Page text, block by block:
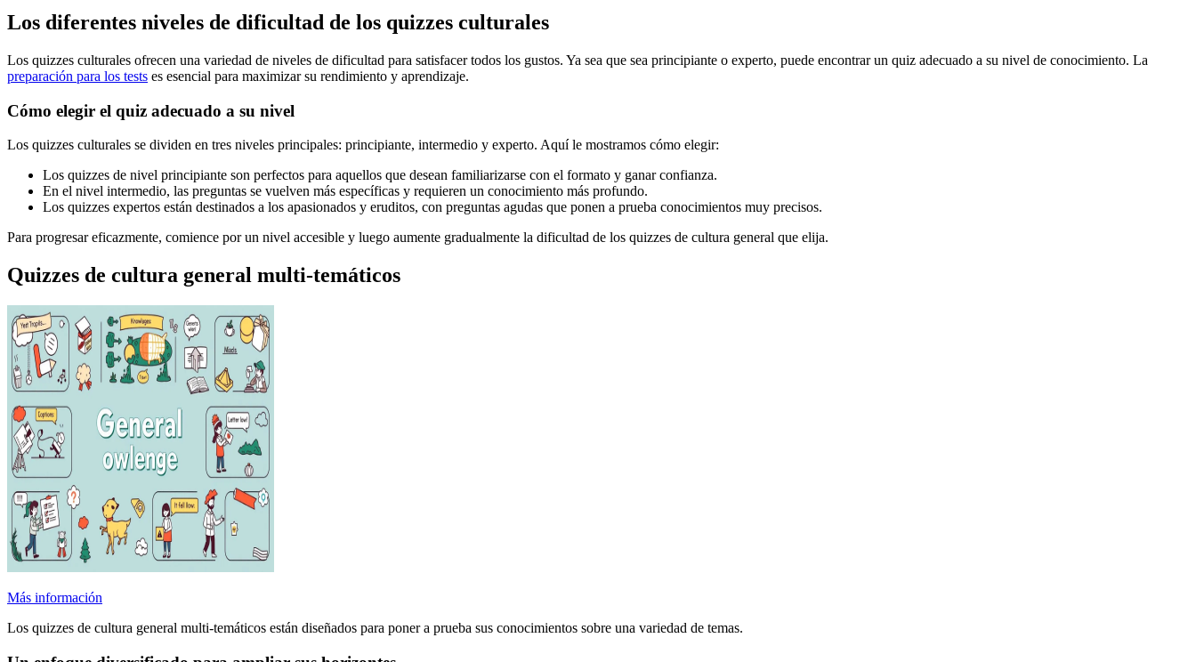
Los diferentes niveles de dificultad de los quizzes culturales
Los quizzes culturales ofrecen una variedad de niveles de dificultad para satisfacer todos los gustos. Ya sea que sea principiante o experto, puede encontrar un quiz adecuado a su nivel de conocimiento. La
preparación para los tests es esencial para maximizar su rendimiento y aprendizaje.
Cómo elegir el quiz adecuado a su nivel
Los quizzes culturales se dividen en tres niveles principales: principiante, intermedio y experto. Aquí le mostramos cómo elegir:
Los quizzes de nivel principiante son perfectos para aquellos que desean familiarizarse con el formato y ganar confianza.
En el nivel intermedio, las preguntas se vuelven más específicas y requieren un conocimiento más profundo.
Los quizzes expertos están destinados a los apasionados y eruditos, con preguntas agudas que ponen a prueba conocimientos muy precisos.
Para progresar eficazmente, comience por un nivel accesible y luego aumente gradualmente la dificultad de los quizzes de cultura general que elija.
Quizzes de cultura general multi-temáticos
Más información
Los quizzes de cultura general multi-temáticos están diseñados para poner a prueba sus conocimientos sobre una variedad de temas.